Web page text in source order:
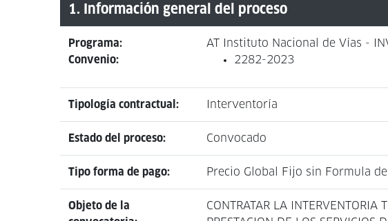
1. Información general del proceso
Programa:
Convenio:
AT Instituto Nacional de Vías -
2282-2023
Tipología contractual: Interventoría
Estado del proceso: Convocado
Tipo forma de pago: Precio Global Fijo sin Formula
Objeto de la
CONTRATAR LA